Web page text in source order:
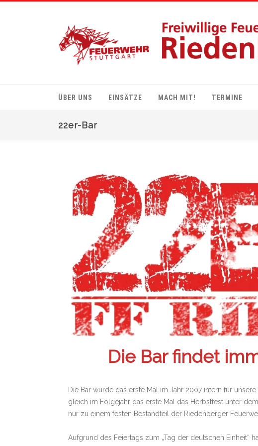
ÜBER UNS EINSÄTZE MACH MIT! TERMINE
22er-Bar
Die Bar findet
Die Bar wurde das erste Mal im Jahr 2007 intern für
gleich im Folgejahr das erste Mal das Herbstfest unter
nur zu einem festen Bestandteil der Riedenberger
Aufgrund des Feiertags zum „Tag der deutschen Einheit“